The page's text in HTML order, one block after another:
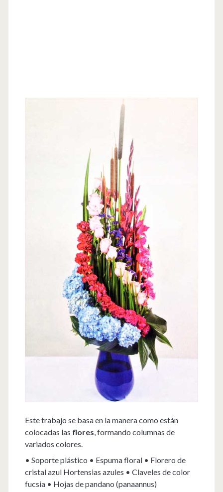
Este trabajo se basa en la manera como están
colocadas las flores, formando columnas de
variados colores.
• Soporte plástico • Espuma floral • Florero de
cristal azul Hortensias azules • Claveles de color
fucsia • Hojas de pandano (panaannus)